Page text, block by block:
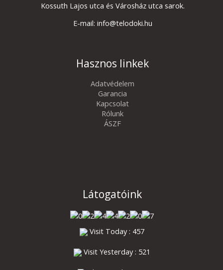
Kossuth Lajos utca és Városház utca sarok.
E-mail: info@telodoki.hu
Hasznos linkek
Adatvédelem
Garancia
Kapcsolat
Rólunk
ÁSZF
Látogatóink
Visit Today : 457
Visit Yesterday : 521